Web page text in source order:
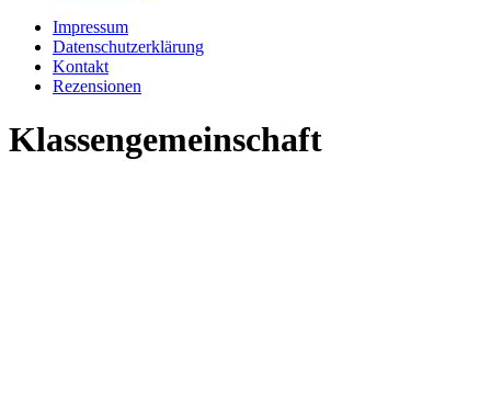
Impressum
Datenschutzerklärung
Kontakt
Rezensionen
Klassengemeinschaft